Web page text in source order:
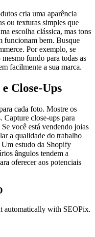
cria uma aparência
ou texturas simples que
escolha clássica, mas tons
funcionam bem. Busque
Por exemplo, se
fundo para todas as
facilmente a sua marca.
Close-Ups
cada foto. Mostre os
Capture close-ups para
você está vendendo joias
a qualidade do trabalho
Um estudo da Shopify
ângulos tendem a
oferecer aos potenciais
automatically with SEOPix.